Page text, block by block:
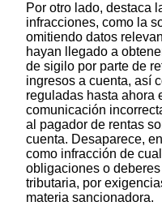
Por otro lado, destaca
infracciones, como la
omitiendo datos
hayan llegado a
de sigilo por parte de
ingresos a cuenta, así
reguladas hasta ahora
comunicación
al pagador de rentas
cuenta. Desaparece,
como infracción de
obligaciones o
tributaria, por
materia sancionadora.